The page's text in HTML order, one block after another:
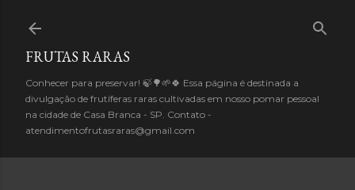
FRUTAS RARAS
Conhecer para preservar! 🍃🌳🌱🍀 Essa página é destinada a
divulgação de frutíferas raras cultivadas em nosso pomar pessoal
na cidade de Casa Branca - SP. Contato -
atendimentofrutasraras@gmail.com